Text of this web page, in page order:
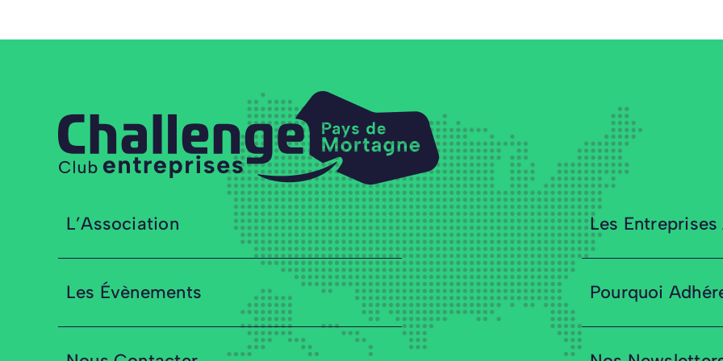
L’Association
Les Évènements
Les
Pourquoi